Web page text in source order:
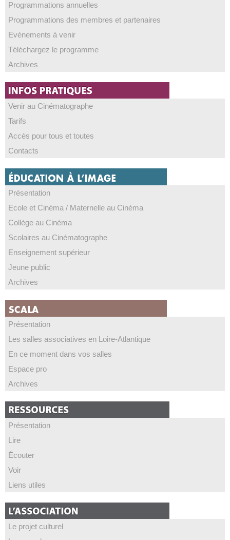
Programmations annuelles
Programmations des membres et partenaires
Evénements à venir
Téléchargez le programme
Archives
Venir au Cinématographe
Tarifs
Accès pour tous et toutes
Contacts
Présentation
Ecole et Cinéma / Maternelle au Cinéma
Collège au Cinéma
Scolaires au Cinématographe
Enseignement supérieur
Jeune public
Archives
Présentation
Les salles associatives en Loire-Atlantique
En ce moment dans vos salles
Espace pro
Archives
Présentation
Lire
Écouter
Voir
Liens utiles
Le projet culturel